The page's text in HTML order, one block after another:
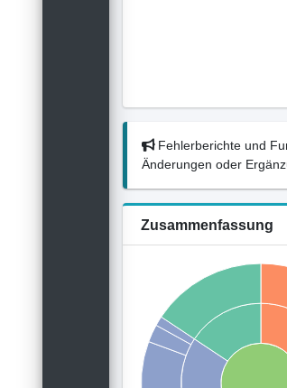
Fehlerberichte und
Änderungen oder
Zusammenfassung